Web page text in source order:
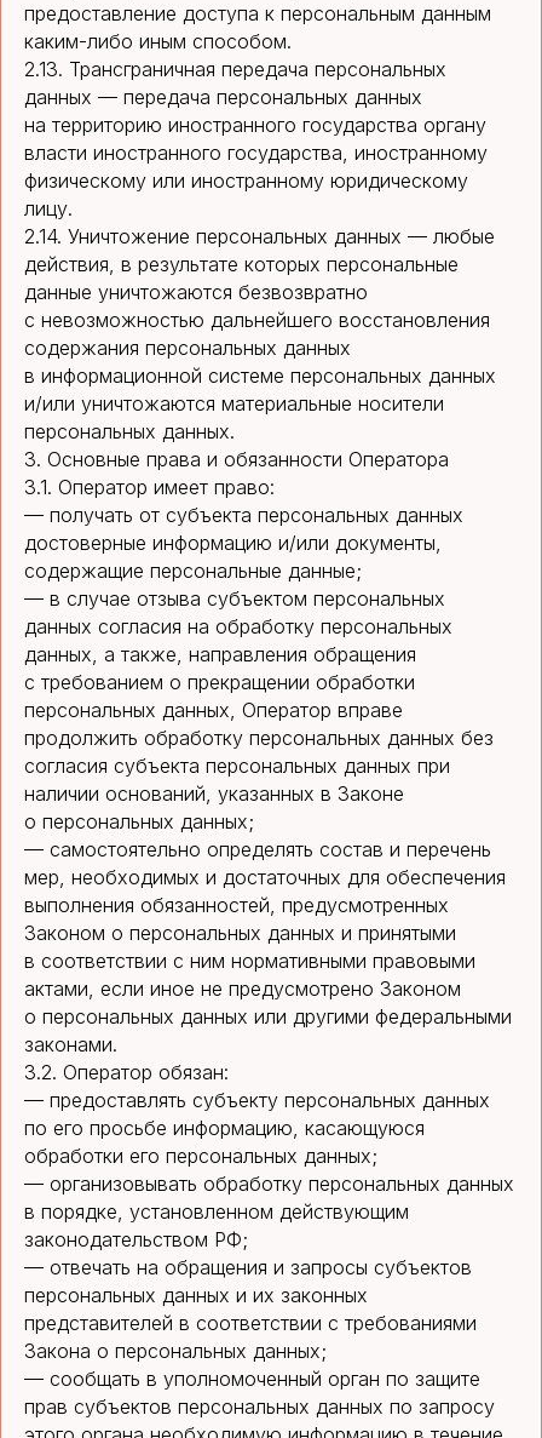
предоставление доступа к персональным данным
каким-либо иным способом.
2.13. Трансграничная передача персональных
данных — передача персональных данных
на территорию иностранного государства органу
власти иностранного государства, иностранному
физическому или иностранному юридическому
лицу.
2.14. Уничтожение персональных данных — любые
действия, в результате которых персональные
данные уничтожаются безвозвратно
с невозможностью дальнейшего восстановления
содержания персональных данных
в информационной системе персональных данных
и/или уничтожаются материальные носители
персональных данных.
3. Основные права и обязанности Оператора
3.1. Оператор имеет право:
— получать от субъекта персональных данных
достоверные информацию и/или документы,
содержащие персональные данные;
— в случае отзыва субъектом персональных
данных согласия на обработку персональных
данных, а также, направления обращения
с требованием о прекращении обработки
персональных данных, Оператор вправе
продолжить обработку персональных данных без
согласия субъекта персональных данных при
наличии оснований, указанных в Законе
о персональных данных;
— самостоятельно определять состав и перечень
мер, необходимых и достаточных для обеспечения
выполнения обязанностей, предусмотренных
Законом о персональных данных и принятыми
в соответствии с ним нормативными правовыми
актами, если иное не предусмотрено Законом
о персональных данных или другими федеральными
законами.
3.2. Оператор обязан:
— предоставлять субъекту персональных данных
по его просьбе информацию, касающуюся
обработки его персональных данных;
— организовывать обработку персональных данных
в порядке, установленном действующим
законодательством РФ;
— отвечать на обращения и запросы субъектов
персональных данных и их законных
представителей в соответствии с требованиями
Закона о персональных данных;
— сообщать в уполномоченный орган по защите
прав субъектов персональных данных по запросу